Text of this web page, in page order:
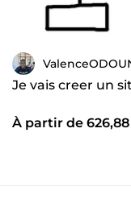
Je vais creer un
À partir de 626,88